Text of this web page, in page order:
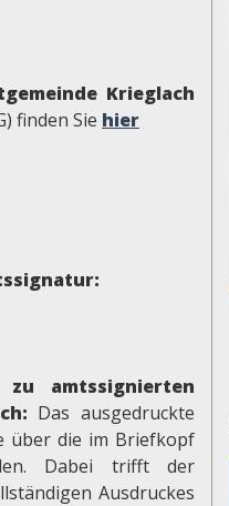
Krieglach
finden Sie hier
amtssignierten
Das ausgedruckte
über die im Briefkopf
Dabei trifft der
Ausdruckes